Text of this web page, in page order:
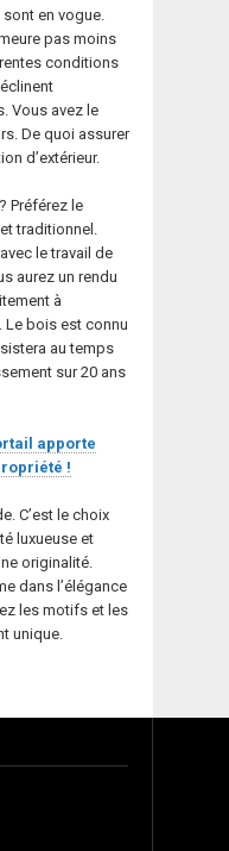
en vogue.
pas moins
conditions
Vous avez le
De quoi assurer
d’extérieur.
Préférez le
traditionnel.
le travail de
aurez un rendu
à
Le bois est connu
au temps
sur 20 ans
apporte
!
C’est le choix
luxueuse et
originalité.
dans l’élégance
les motifs et les
unique.